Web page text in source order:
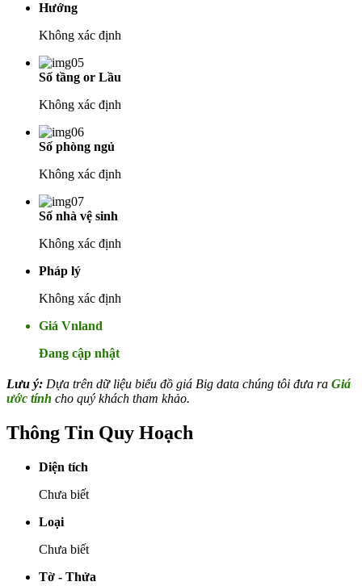
Hướng
Không xác định
Số tầng or Lầu
Không xác định
Số phòng ngủ
Không xác định
Số nhà vệ sinh
Không xác định
Pháp lý
Không xác định
Giá Vnland
Đang cập nhật
Lưu ý: Dựa trên dữ liệu biểu đồ giá Big data chúng tôi đưa ra Giá
ước tính cho quý khách tham khảo.
Thông Tin Quy Hoạch
Diện tích
Chưa biết
Loại
Chưa biết
Tờ - Thửa